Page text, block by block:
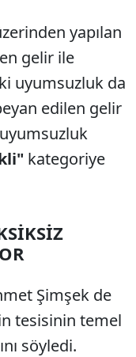
yapılan
gelir ile
uyumsuzluk da
edilen gelir
kategoriye
Şimşek de
tesisinin temel
söyledi.